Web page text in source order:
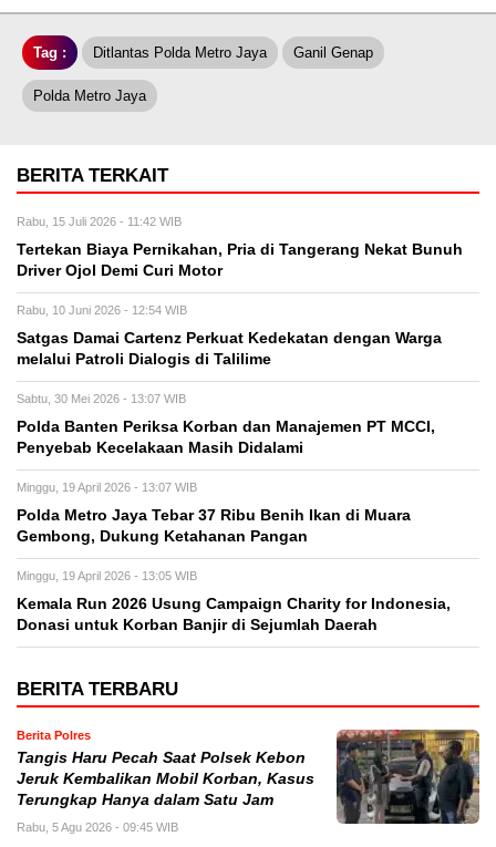
Tag : Ditlantas Polda Metro Jaya Ganil Genap
Polda Metro Jaya
BERITA TERKAIT
Rabu, 15 Juli 2026 - 11:42 WIB
Tertekan Biaya Pernikahan, Pria di Tangerang Nekat Bunuh
Driver Ojol Demi Curi Motor
Rabu, 10 Juni 2026 - 12:54 WIB
Satgas Damai Cartenz Perkuat Kedekatan dengan Warga
melalui Patroli Dialogis di Talilime
Sabtu, 30 Mei 2026 - 13:07 WIB
Polda Banten Periksa Korban dan Manajemen PT MCCI,
Penyebab Kecelakaan Masih Didalami
Minggu, 19 April 2026 - 13:07 WIB
Polda Metro Jaya Tebar 37 Ribu Benih Ikan di Muara
Gembong, Dukung Ketahanan Pangan
Minggu, 19 April 2026 - 13:05 WIB
Kemala Run 2026 Usung Campaign Charity for Indonesia,
Donasi untuk Korban Banjir di Sejumlah Daerah
BERITA TERBARU
Berita Polres
Tangis Haru Pecah Saat Polsek Kebon
Jeruk Kembalikan Mobil Korban, Kasus
Terungkap Hanya dalam Satu Jam
Rabu, 5 Agu 2026 - 09:45 WIB